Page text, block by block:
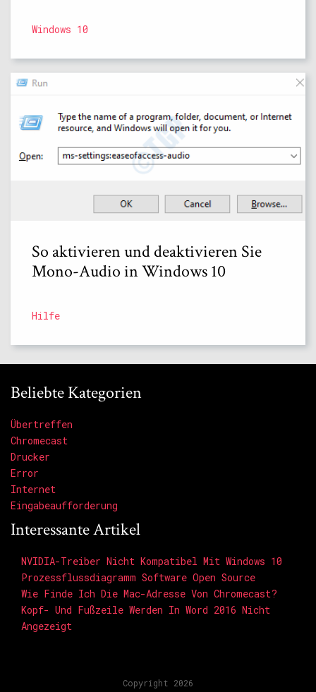
Windows 10
So aktivieren und deaktivieren Sie
Mono-Audio in Windows 10
Hilfe
Beliebte Kategorien
Übertreffen
Chromecast
Drucker
Error
Internet
Eingabeaufforderung
Interessante Artikel
NVIDIA-Treiber Nicht Kompatibel Mit Windows 10
Prozessflussdiagramm Software Open Source
Wie Finde Ich Die Mac-Adresse Von Chromecast?
Kopf- Und Fußzeile Werden In Word 2016 Nicht
Angezeigt
Copyright 2026